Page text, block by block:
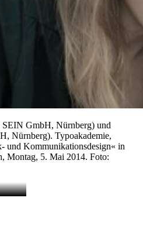
GmbH, Nürnberg) und
Nürnberg). Typoakademie,
und Kommunikationsdesign« in
Montag, 5. Mai 2014. Foto: